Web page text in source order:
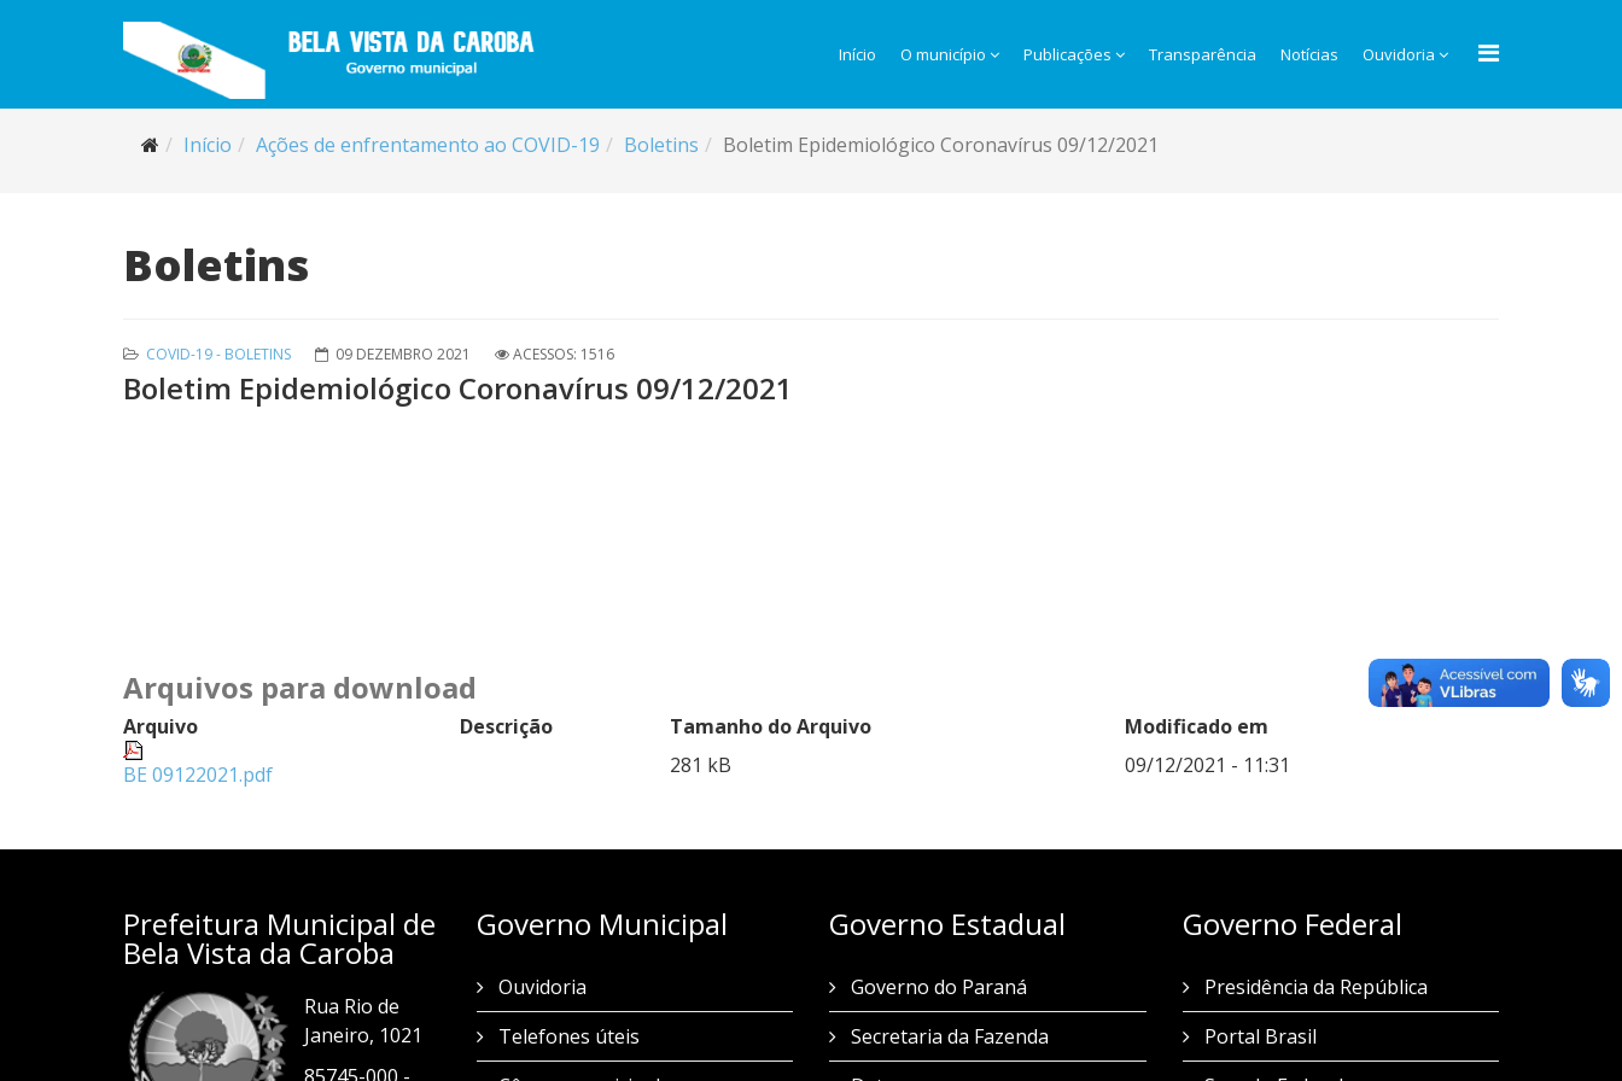
Início O município Publicações Transparência Notícias Ouvidoria
Início Ações de enfrentamento ao COVID-19 Boletins Boletim Epidemiológico Coronavírus 09/12/2021
Boletins
COVID-19 - BOLETINS 09 DEZEMBRO 2021 ACESSOS: 1516
Boletim Epidemiológico Coronavírus 09/12/2021
Arquivos para download
Arquivo Descrição Tamanho do Arquivo
Modificado em
BE 09122021.pdf
281 kB 09/12/2021 - 11:31
Prefeitura Municipal de
Bela Vista da Caroba
Rua Rio de
Janeiro, 1021
Governo Municipal
Ouvidoria
Telefones úteis
Governo Estadual
Governo do Paraná
Secretaria da Fazenda
Governo Federal
Presidência da República
Portal Brasil